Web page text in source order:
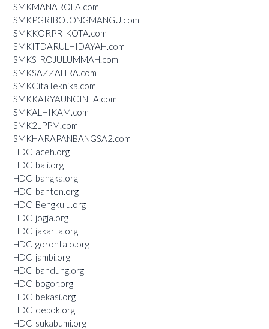
SMKMANAROFA.com
SMKPGRIBOJONGMANGU.com
SMKKORPRIKOTA.com
SMKITDARULHIDAYAH.com
SMKSIROJULUMMAH.com
SMKSAZZAHRA.com
SMKCitaTeknika.com
SMKKARYAUNCINTA.com
SMKALHIKAM.com
SMK2LPPM.com
SMKHARAPANBANGSA2.com
HDCIaceh.org
HDCIbali.org
HDCIbangka.org
HDCIbanten.org
HDCIBengkulu.org
HDCIjogja.org
HDCIjakarta.org
HDCIgorontalo.org
HDCIjambi.org
HDCIbandung.org
HDCIbogor.org
HDCIbekasi.org
HDCIdepok.org
HDCIsukabumi.org